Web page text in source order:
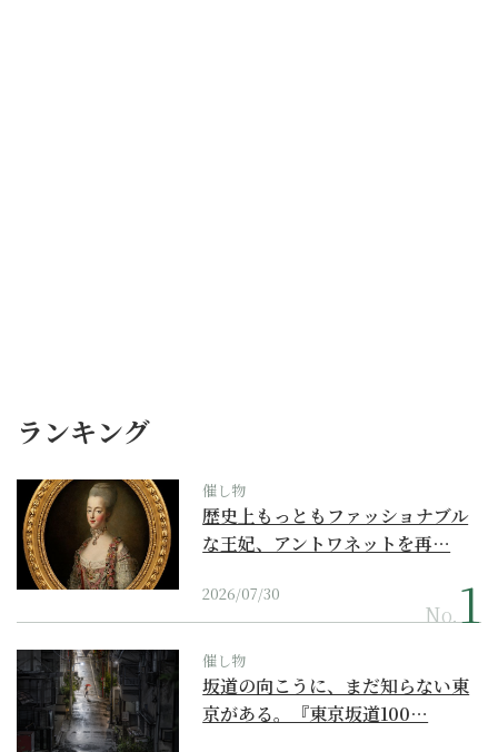
ランキング
催し物
歴史上もっともファッショナブル
な王妃、アントワネットを再…
2026/07/30
No.
催し物
坂道の向こうに、まだ知らない東
京がある。『東京坂道100…